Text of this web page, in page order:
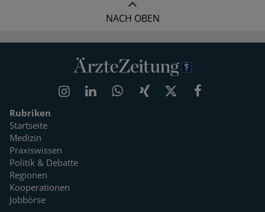
NACH OBEN
Rubriken
Startseite
Medizin
Praxiswissen
Politik & Debatte
Regionen
Kooperationen
Jobbörse